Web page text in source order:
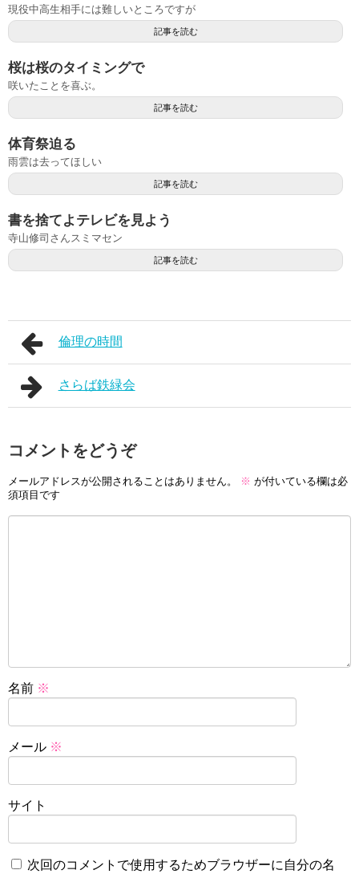
現役中高生相手には難しいところですが
記事を読む
桜は桜のタイミングで
咲いたことを喜ぶ。
記事を読む
体育祭迫る
雨雲は去ってほしい
記事を読む
書を捨てよテレビを見よう
寺山修司さんスミマセン
記事を読む
倫理の時間
さらば鉄緑会
コメントをどうぞ
メールアドレスが公開されることはありません。 ※ が付いている欄は必
須項目です
名前 ※
メール ※
サイト
次回のコメントで使用するためブラウザーに自分の名